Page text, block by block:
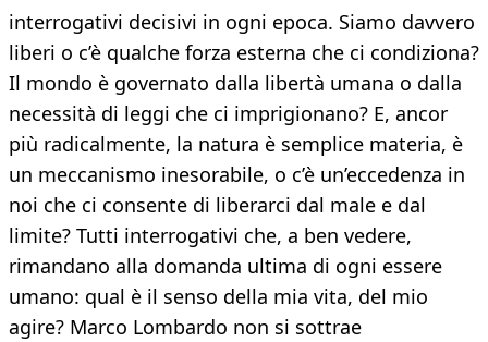
interrogativi decisivi in ogni epoca. Siamo davvero
liberi o c’è qualche forza esterna che ci condiziona?
Il mondo è governato dalla libertà umana o dalla
necessità di leggi che ci imprigionano? E, ancor
più radicalmente, la natura è semplice materia, è
un meccanismo inesorabile, o c’è un’eccedenza in
noi che ci consente di liberarci dal male e dal
limite? Tutti interrogativi che, a ben vedere,
rimandano alla domanda ultima di ogni essere
umano: qual è il senso della mia vita, del mio
agire? Marco Lombardo non si sottrae